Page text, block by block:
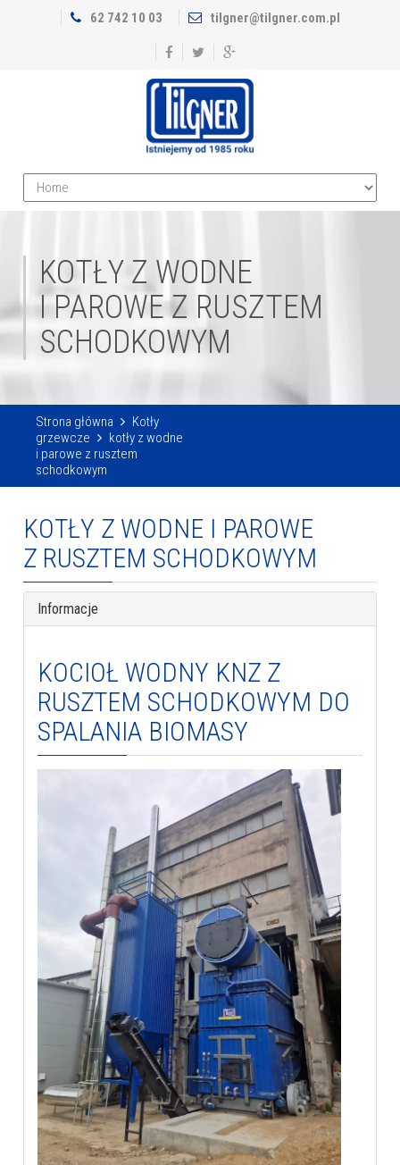
62 742 10 03 tilgner@tilgner.com.pl
KOTŁY Z WODNE
I PAROWE Z RUSZTEM
SCHODKOWYM
Strona główna
Kotły
grzewcze
kotły z wodne
i parowe z rusztem
schodkowym
KOTŁY Z WODNE I PAROWE
Z RUSZTEM SCHODKOWYM
Informacje
KOCIOŁ WODNY KNZ Z
RUSZTEM SCHODKOWYM DO
SPALANIA BIOMASY